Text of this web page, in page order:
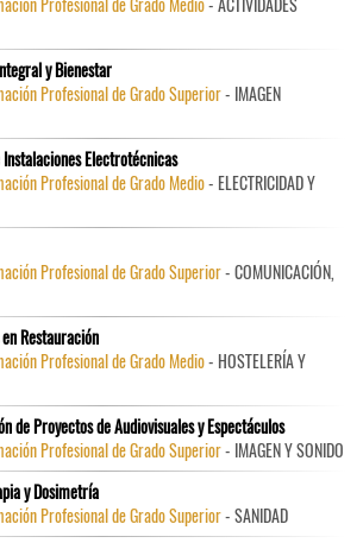
y Bienestar
Profesional de Grado Superior- IMAGEN
Electrotécnicas
Profesional de Grado Medio- ELECTRICIDAD Y
Profesional de Grado Superior- COMUNICACIÓN,
Restauración
Profesional de Grado Medio- HOSTELERÍA Y
de Proyectos de Audiovisuales y Espectáculos
Profesional de Grado Superior- IMAGEN Y SONIDO
y Dosimetría
Profesional de Grado Superior- SANIDAD